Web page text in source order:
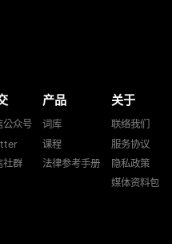
管、机构、基金等共
次/年）
可根据请求“全量”提
公众号
社群
产品
词库
课程
法律参考手册
关于
联络我们
服务协议
隐私政策
媒体资料包